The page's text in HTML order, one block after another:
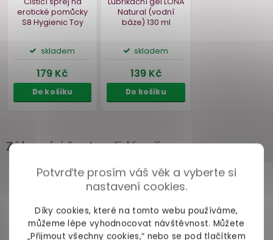
Potvrďte prosím váš věk a vyberte si
nastavení cookies.
Díky cookies, které na tomto webu používáme,
můžeme lépe vyhodnocovat návštěvnost. Můžete
„Přijmout všechny cookies,“ nebo se pod tlačítkem
Zákazníci často přidávají